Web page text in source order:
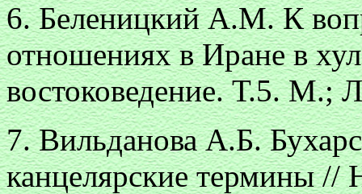
6. Беленицкий А.М. К
отношениях в Иране в
востоковедение. Т.5. М.;
7. Вильданова А.Б.
канцелярские термины